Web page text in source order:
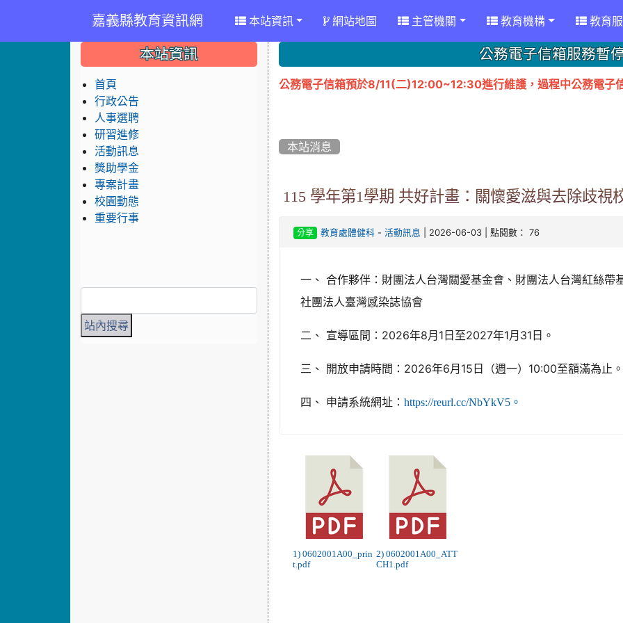
嘉義縣教育資訊網 本站資訊 網站地圖 主管機關 教育機構 教育
::: 公務電子信箱服務暫
公務電子信箱預於8/11(二)12:00~12:30進行維護，過程中公務電子
本站消息
115 學年第1學期 共好計畫：關懷愛滋與去除歧視
分享 教育處體健科 - 活動訊息 | 2026-06-03 | 點閱數： 76
一、 合作夥伴：財團法人台灣關愛基金會、財團法人台灣紅絲
社團法人臺灣感染誌協會
二、 宣導區間：2026年8月1日至2027年1月31日。
三、 開放申請時間：2026年6月15日（週一）10:00至額滿為止
四、 申請系統網址：https://reurl.cc/NbYkV5。
1) 0602001A00_prin
t.pdf
2) 0602001A00_ATT
CH1.pdf
::: 本站資訊
首頁
行政公告
人事選聘
研習進修
活動訊息
獎助學金
專案計畫
校園動態
重要行事